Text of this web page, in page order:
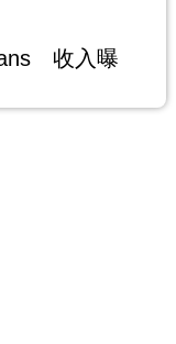
收入曝